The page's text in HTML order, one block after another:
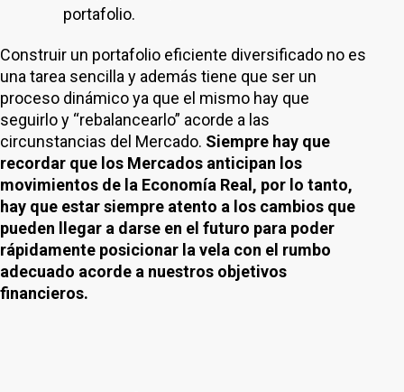
portafolio.
Construir un portafolio eficiente diversificado no es
una tarea sencilla y además tiene que ser un
proceso dinámico ya que el mismo hay que
seguirlo y “rebalancearlo” acorde a las
circunstancias del Mercado. Siempre hay que
recordar que los Mercados anticipan los
movimientos de la Economía Real, por lo tanto,
hay que estar siempre atento a los cambios que
pueden llegar a darse en el futuro para poder
rápidamente posicionar la vela con el rumbo
adecuado acorde a nuestros objetivos
financieros.